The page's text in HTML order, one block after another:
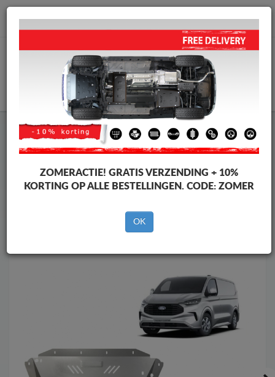
info@motorbeschermplaat.com
WINKELWAGEN
Motor Beschermplaat Motor Beschermplaat Ford
Motor Beschermplaat
Custom
Merken
Merken
Terug naar de catalogus
ZOMERACTIE! GRATIS VERZENDING + 10%
KORTING OP ALLE BESTELLINGEN. CODE: ZOMER
OK